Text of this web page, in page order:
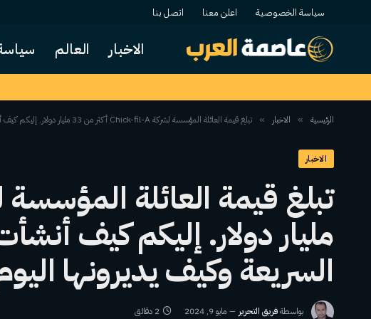
سياسة الخصوصية اعلن معنا اتصل بنا
الاخبار العالم
الرئيسية » الاخبار » تبلغ قيمة العائلة المؤسسة لشركة Chick-fil-A أكثر من 33 مليار دولار. إليكم كيف أنشأت عائلة كاثي سلسلة الوجبات السريعة وكيف يديرونها اليوم
الاخبار
مليار دولار. إليكم كيف
السريعة وكيف يديرونها
بواسطةفريق التحرير مايو 9, 2024 2 دقائق